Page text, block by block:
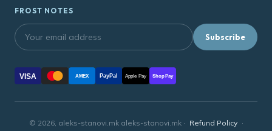
FROST NOTES
Subscribe
VISA AMEX PayPal Apple Pay Shop Pay
© 2026, aleks-stanovi.mk aleks-stanovi.mk · Refund Policy ·